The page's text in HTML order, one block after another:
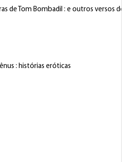
de Tom Bombadil : e outros versos do
: histórias eróticas